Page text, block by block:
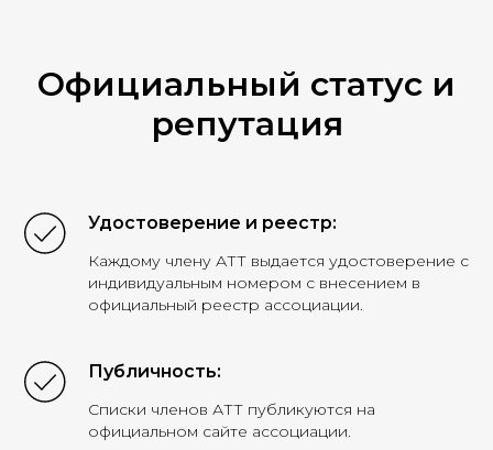
Официальный статус и
репутация
Удостоверение и реестр:
Каждому члену АТТ выдается удостоверение с
индивидуальным номером с внесением в
официальный реестр ассоциации.
Публичность:
Списки членов АТТ публикуются на
официальном сайте ассоциации.